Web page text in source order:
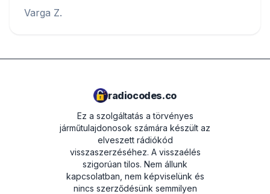
Varga Z.
radiocodes.co
Ez a szolgáltatás a törvényes
járműtulajdonosok számára készült az
elveszett rádiókód
visszaszerzéséhez. A visszaélés
szigorúan tilos. Nem állunk
kapcsolatban, nem képviselünk és
nincs szerződésünk semmilyen